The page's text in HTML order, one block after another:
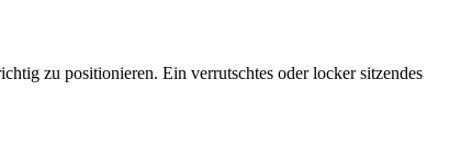
zu positionieren. Ein verrutschtes oder locker sitzendes